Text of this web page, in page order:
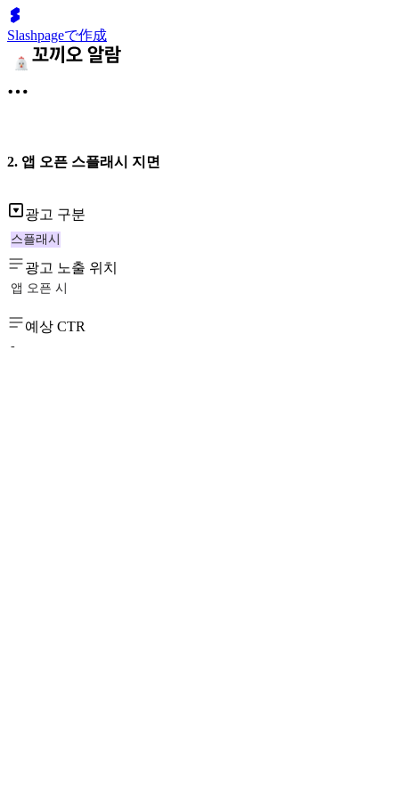
Slashpageで作成
2. 앱 오픈 스플래시 지면
광고 구분
스플래시
광고 노출 위치
앱 오픈 시
예상 CTR
-